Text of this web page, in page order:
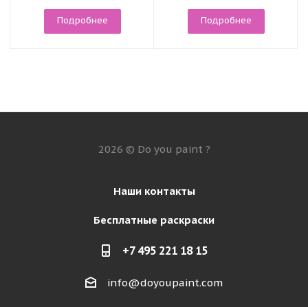
Подробнее Подробнее
2026 © Do you paint ?
Наши контакты
Бесплатные раскраски
+7 495 221 18 15
info@doyoupaint.com